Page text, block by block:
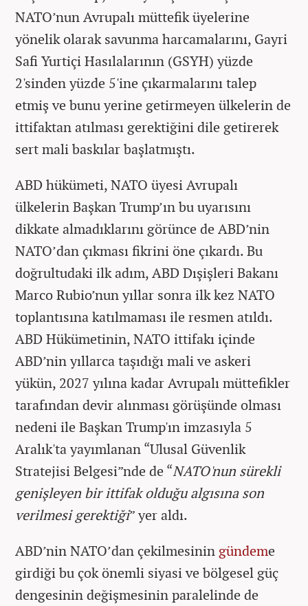
NATO’nun Avrupalı müttefik üyelerine
yönelik olarak savunma harcamalarını, Gayri
Safi Yurtiçi Hasılalarının (GSYH) yüzde
2'sinden yüzde 5'ine çıkarmalarını talep
etmiş ve bunu yerine getirmeyen ülkelerin de
ittifaktan atılması gerektiğini dile getirerek
sert mali baskılar başlatmıştı.
ABD hükümeti, NATO üyesi Avrupalı
ülkelerin Başkan Trump’ın bu uyarısını
dikkate almadıklarını görünce de ABD’nin
NATO’dan çıkması fikrini öne çıkardı. Bu
doğrultudaki ilk adım, ABD Dışişleri Bakanı
Marco Rubio’nun yıllar sonra ilk kez NATO
toplantısına katılmaması ile resmen atıldı.
ABD Hükümetinin, NATO ittifakı içinde
ABD’nin yıllarca taşıdığı mali ve askeri
yükün, 2027 yılına kadar Avrupalı müttefikler
tarafından devir alınması görüşünde olması
nedeni ile Başkan Trump'ın imzasıyla 5
Aralık'ta yayımlanan “Ulusal Güvenlik
Stratejisi Belgesi”nde de “NATO'nun sürekli
genişleyen bir ittifak olduğu algısına son
verilmesi gerektiği” yer aldı.
ABD’nin NATO’dan çekilmesinin gündeme
girdiği bu çok önemli siyasi ve bölgesel güç
dengesinin değişmesinin paralelinde de